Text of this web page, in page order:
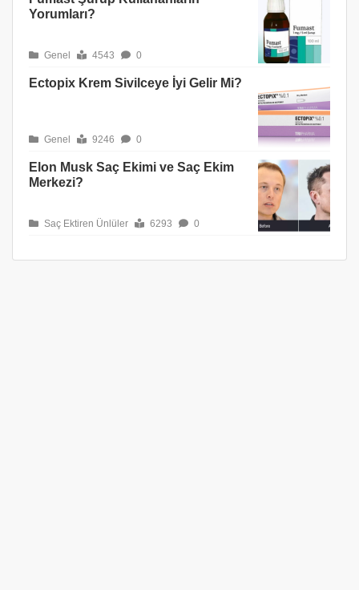
Yorumları?
Genel 4543 0
Ectopix Krem Sivilceye İyi Gelir Mi?
Genel 9246 0
Elon Musk Saç Ekimi ve Saç Ekim
Merkezi?
Saç Ektiren Ünlüler 6293 0